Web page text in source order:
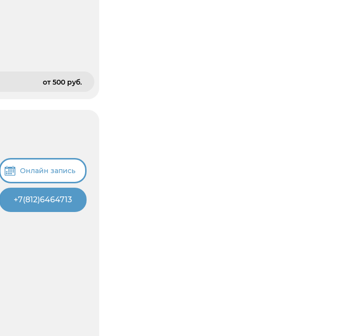
от 500 pуб.
Онлайн запись
+7(812)6464713